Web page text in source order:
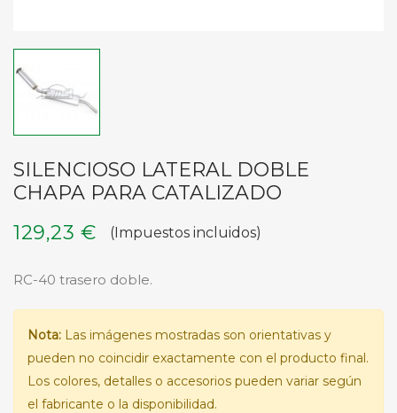
SILENCIOSO LATERAL DOBLE
CHAPA PARA CATALIZADO
129,23 €
(Impuestos incluidos)
RC-40 trasero doble.
Nota: Las imágenes mostradas son orientativas y
pueden no coincidir exactamente con el producto final.
Los colores, detalles o accesorios pueden variar según
el fabricante o la disponibilidad.